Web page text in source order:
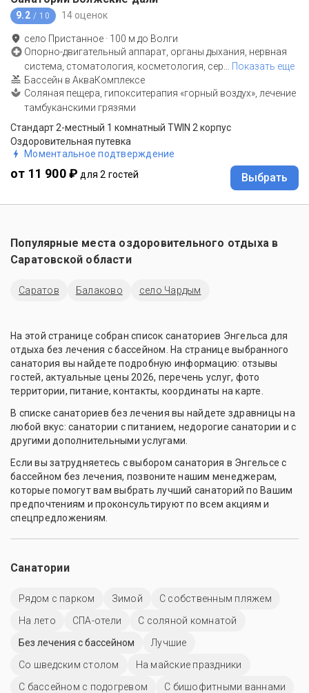
9.2 / 10 14 оценок
село Пристанное · 100 м до Волги
Опорно-двигательный аппарат, органы дыхания, нервная
система, стоматология, косметология, сер
Показать еще
Бассейн в АкваКомплексе
Соляная пещера, гипокситерапия «горный воздух», лечение
тамбуканскими грязями
Стандарт 2-местный 1 комнатный TWIN 2 корпус
Оздоровительная путевка
Моментальное подтверждение
от 11 900 ₽ для 2 гостей Выбрать
Популярные места оздоровительного отдыха в
Саратовской области
Саратов Балаково село Чардым
На этой странице собран список санаториев Энгельса для
отдыха без лечения с бассейном. На странице выбранного
санатория вы найдете подробную информацию: отзывы
гостей, актуальные цены 2026, перечень услуг, фото
территории, питание, контакты, координаты на карте.
В списке санаториев без лечения вы найдете здравницы на
любой вкус: санатории с питанием, недорогие санатории и с
другими дополнительными услугами.
Если вы затрудняетесь с выбором санатория в Энгельсе с
бассейном без лечения, позвоните нашим менеджерам,
которые помогут вам выбрать лучший санаторий по Вашим
предпочтениям и проконсультируют по всем акциям и
спецпредложениям.
Санатории
Рядом с парком Зимой
С собственным пляжем
На лето
СПА-отели
С соляной комнатой
Без лечения с бассейном
Лучшие
Со шведским столом
На майские праздники
С бассейном с подогревом
С бишофитными ваннами